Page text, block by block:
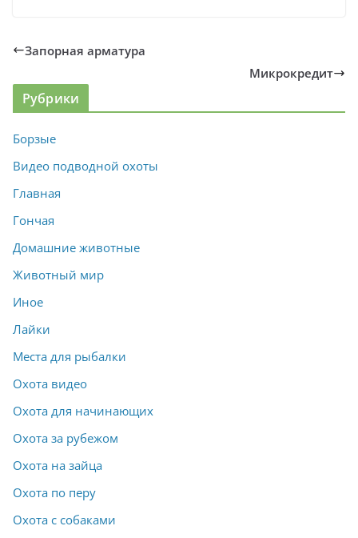
Запорная арматура
Микрокредит
Рубрики
Борзые
Видео подводной охоты
Главная
Гончая
Домашние животные
Животный мир
Иное
Лайки
Места для рыбалки
Охота видео
Охота для начинающих
Охота за рубежом
Охота на зайца
Охота по перу
Охота с собаками